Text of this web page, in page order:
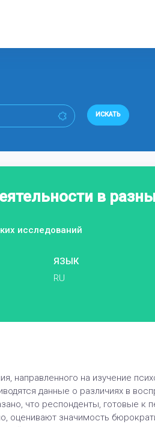
ИСКАТЬ
в
исследований
ЯЗЫК
RU
направленного на изучение
данные о различиях в
что респонденты, готовые к
оценивают значимость